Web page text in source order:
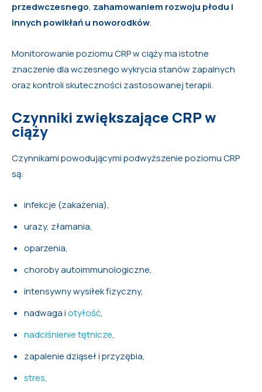
przedwczesnego, zahamowaniem rozwoju płodu i
innych powikłań u noworodków.
Monitorowanie poziomu CRP w ciąży ma istotne
znaczenie dla wczesnego wykrycia stanów zapalnych
oraz kontroli skuteczności zastosowanej terapii.
Czynniki zwiększające CRP w
ciąży
Czynnikami powodującymi podwyższenie poziomu CRP
są:
infekcje (zakażenia),
urazy, złamania,
oparzenia,
choroby autoimmunologiczne,
intensywny wysiłek fizyczny,
nadwaga iotyłość,
nadciśnienie tętnicze,
zapalenie dziąseł i przyzębia,
stres,